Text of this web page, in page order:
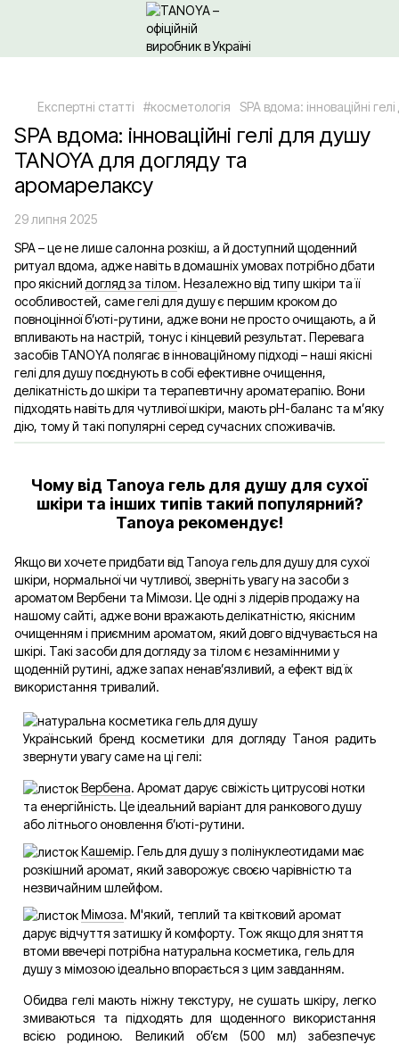
Експертні статті #косметологія SPA вдома: інноваційні
SPA вдома: інноваційні гелі для душу
TANOYA для догляду та
аромарелаксу
29 липня 2025
SPA – це не лише салонна розкіш, а й доступний щоденний
ритуал вдома, адже навіть в домашніх умовах потрібно дбати
про якісний догляд за тілом. Незалежно від типу шкіри та її
особливостей, саме гелі для душу є першим кроком до
повноцінної б’юті-рутини, адже вони не просто очищають, а й
впливають на настрій, тонус і кінцевий результат. Перевага
засобів TANOYA полягає в інноваційному підході – наші якісні
гелі для душу поєднують в собі ефективне очищення,
делікатність до шкіри та терапевтичну ароматерапію. Вони
підходять навіть для чутливої шкіри, мають рН-баланс та м’яку
дію, тому й такі популярні серед сучасних споживачів.
Чому від Tanoya гель для душу для сухої
шкіри та інших типів такий популярний?
Tanoya рекомендує!
Якщо ви хочете придбати від Tanoya гель для душу для сухої
шкіри, нормальної чи чутливої, зверніть увагу на засоби з
ароматом Вербени та Мімози. Це одні з лідерів продажу на
нашому сайті, адже вони вражають делікатністю, якісним
очищенням і приємним ароматом, який довго відчувається на
шкірі. Такі засоби для догляду за тілом є незамінними у
щоденній рутині, адже запах ненав’язливий, а ефект від їх
використання тривалий.
Український бренд косметики для догляду Таноя радить
звернути увагу саме на ці гелі:
Вербена. Аромат дарує свіжість цитрусові нотки
та енергійність. Це ідеальний варіант для ранкового душу
або літнього оновлення б’юті-рутини.
Кашемір. Гель для душу з полінуклеотидами має
розкішний аромат, який заворожує своєю чарівністю та
незвичайним шлейфом.
Мімоза. М'який, теплий та квітковий аромат
дарує відчуття затишку й комфорту. Тож якщо для зняття
втоми ввечері потрібна натуральна косметика, гель для
душу з мімозою ідеально впорається з цим завданням.
Обидва гелі мають ніжну текстуру, не сушать шкіру, легко
змиваються та підходять для щоденного використання
всією родиною. Великий об’єм (500 мл) забезпечує